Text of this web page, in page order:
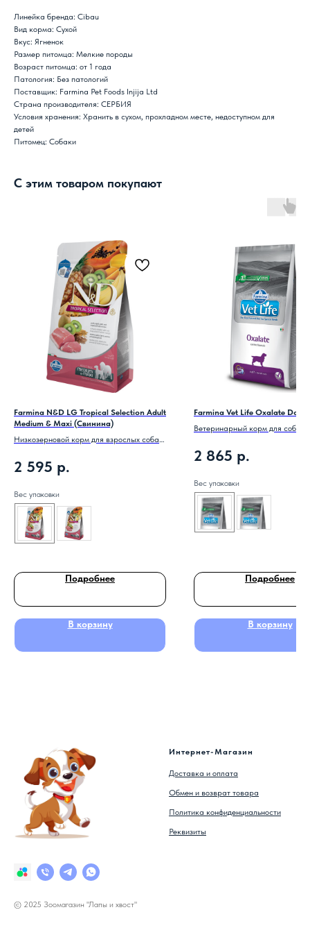
Линейка бренда: Cibau
Вид корма: Сухой
Вкус: Ягненок
Размер питомца: Мелкие породы
Возраст питомца: от 1 года
Патология: Без патологий
Поставщик: Farmina Pet Foods Injija Ltd
Страна производителя: СЕРБИЯ
Условия хранения: Хранить в сухом, прохладном месте, недоступном для
детей
Питомец: Собаки
С этим товаром покупают
Farmina N&D LG Tropical Selection Adult
Medium & Maxi (Свинина)
Низкозерновой корм для взрослых собак
2 595 р.
Вес упаковки
Подробнее
В корзину
Farmina Vet Life Oxalate Dog
Ветеринарный корм для собак
цистиновые уролиты).
2 865 р.
Вес упаковки
Подробнее
В корзину
© 2025 Зоомагазин "Лапы и хвост"
Интернет-Магазин
Доставка и оплата
Обмен и возврат товара
Политика конфиденциальности
Реквизиты